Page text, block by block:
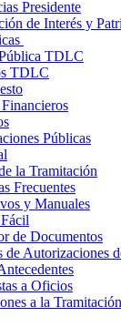
Presidente
de Interés y
TDLC
TDLC
Públicas
la Tramitación
Frecuentes
y Manuales
de Documentos
de Autorizaciones
a Oficios
a la